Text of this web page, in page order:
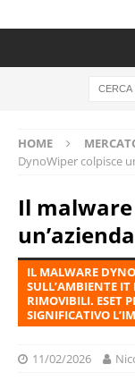
HOME
DynoWiper colpisce
Il
IL MALWARE
SULL’AMBIENTE IT
RIMOVIBILI. ESET
SIGNIFICATIVO
11/02/2026